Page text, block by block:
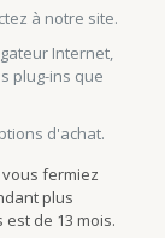
à notre site.
Internet,
plug-ins que
d'achat.
fermiez
plus
de 13 mois.